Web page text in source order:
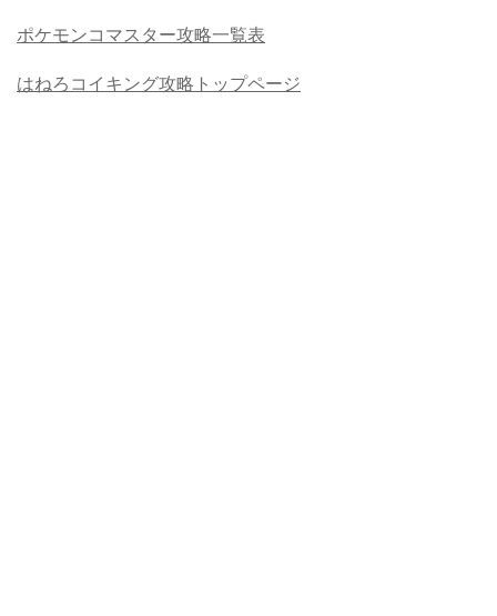
ポケモンコマスター攻略一覧表
はねろコイキング攻略トップページ